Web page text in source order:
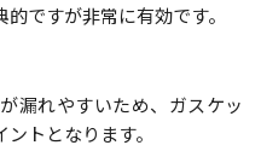
ですが非常に有効です。
漏れやすいため、ガスケッ
トとなります。